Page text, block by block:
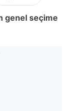
genel seçime